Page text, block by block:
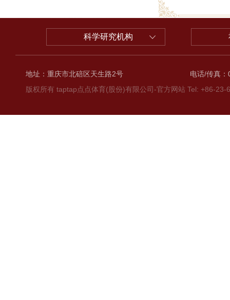
科学研究机构
地址：重庆市北碚区天生路2号
电话/传真
版权所有 taptap点点体育(股份)有限公司-官方网站 Tel: +86-23-